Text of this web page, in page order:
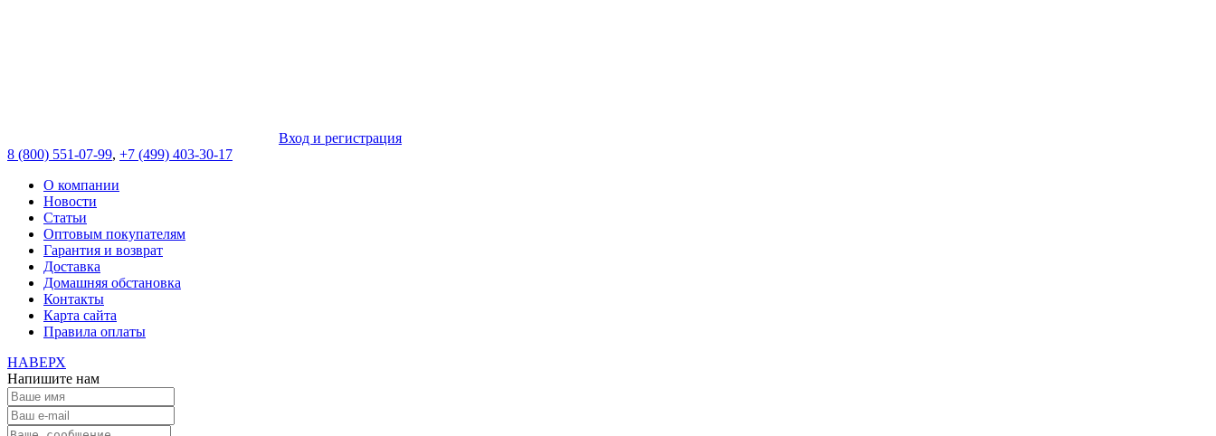
Вход и регистрация
8 (800) 551-07-99, +7 (499) 403-30-17
О компании
Новости
Статьи
Оптовым покупателям
Гарантия и возврат
Доставка
Домашняя обстановка
Контакты
Карта сайта
Правила оплаты
НАВЕРХ
Напишите нам